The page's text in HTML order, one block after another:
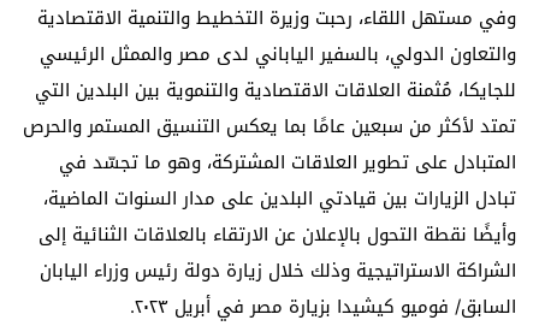
وفي مستهل اللقاء، رحبت وزيرة التخطيط والتنمية الاقتصادية
والتعاون الدولي، بالسفير الياباني لدى مصر والممثل الرئيسي
للجايكا، مُثمنة العلاقات الاقتصادية والتنموية بين البلدين التي
تمتد لأكثر من سبعين عامًا بما يعكس التنسيق المستمر والحرص
المتبادل على تطوير العلاقات المشتركة، وهو ما تجسّد في
تبادل الزيارات بين قيادتي البلدين على مدار السنوات الماضية،
وأيضًا نقطة التحول بالإعلان عن الارتقاء بالعلاقات الثنائية إلى
الشراكة الاستراتيجية وذلك خلال زيارة دولة رئيس وزراء اليابان
السابق/ فوميو كيشيدا بزيارة مصر في أبريل ٢٠٢٣.